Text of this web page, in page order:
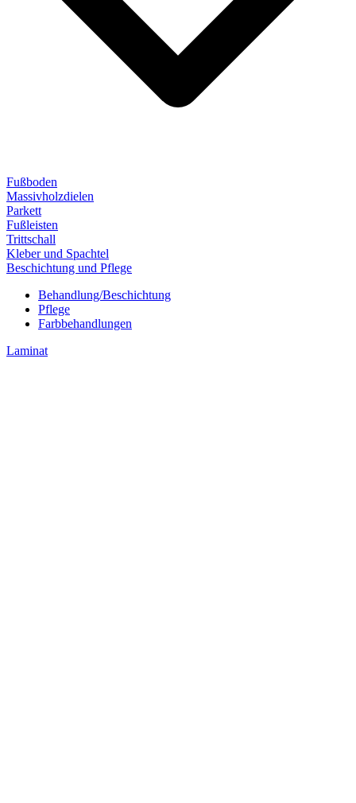
Fußboden
Massivholzdielen
Parkett
Fußleisten
Trittschall
Kleber und Spachtel
Beschichtung und Pflege
Behandlung/Beschichtung
Pflege
Farbbehandlungen
Laminat